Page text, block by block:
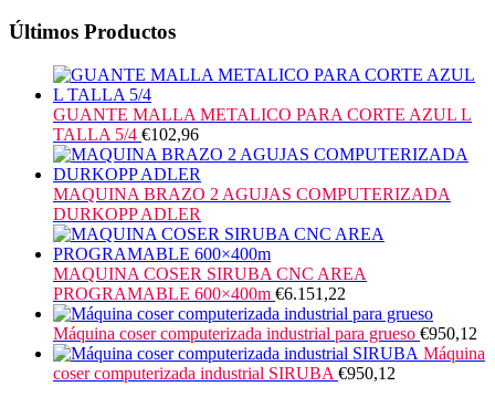
Últimos Productos
GUANTE MALLA METALICO PARA CORTE AZUL L
TALLA 5/4 €102,96
MAQUINA BRAZO 2 AGUJAS COMPUTERIZADA
DURKOPP ADLER
MAQUINA COSER SIRUBA CNC AREA
PROGRAMABLE 600×400m €6.151,22
Máquina coser computerizada industrial para grueso €950,12
Máquina
coser computerizada industrial SIRUBA €950,12